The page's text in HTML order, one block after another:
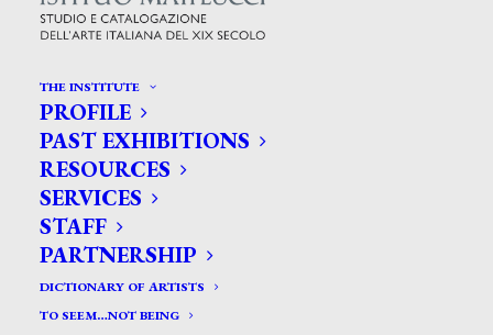
THE INSTITUTE
PROFILE
PAST EXHIBITIONS
RESOURCES
SERVICES
STAFF
PARTNERSHIP
DICTIONARY OF ARTISTS
TO SEEM…NOT BEING
I lombardi hanno un vantaggio: la